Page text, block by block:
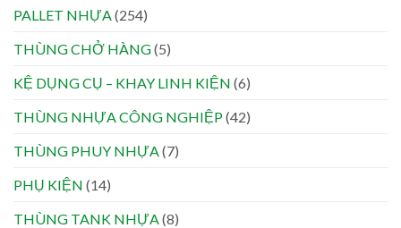
PALLET NHỰA (254)
THÙNG CHỞ HÀNG(5)
KỆ DỤNG CỤ – KHAY LINH KIỆN (6)
THÙNG NHỰA CÔNG NGHIỆP(42)
THÙNG PHUY NHỰA (7)
PHỤ KIỆN (14)
THÙNG TANK NHỰA (8)